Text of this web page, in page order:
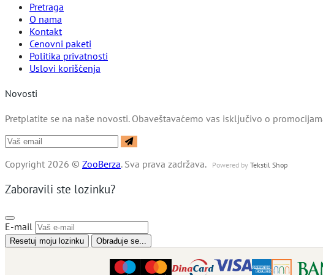
Pretraga
O nama
Kontakt
Cenovni paketi
Politika privatnosti
Uslovi korišćenja
Novosti
Pretplatite se na naše novosti. Obaveštavaćemo vas isključivo o
Copyright 2026 © ZooBerza. Sva prava zadržava. Powered by Tekstil Shop
Zaboravili ste lozinku?
E-mail
Resetuj moju lozinku Obrađuje se...